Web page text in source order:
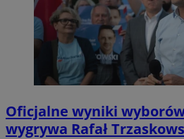
Oficjalne wyniki
wygrywa Rafał